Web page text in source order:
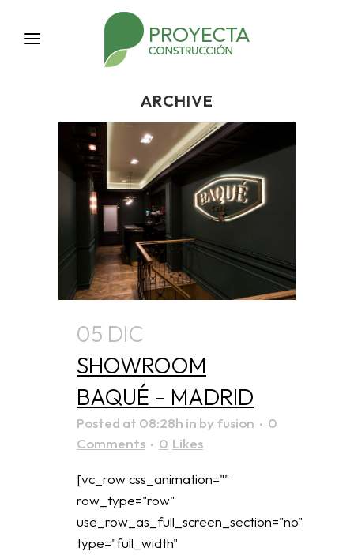
ARCHIVE
05 DIC
SHOWROOM
BAQUÉ – MADRID
Posted at 08:28h in byfusion
0
Comments
0 Likes
[vc_row css_animation=""
row_type="row"
use_row_as_full_screen_section="no"
type="full_width"